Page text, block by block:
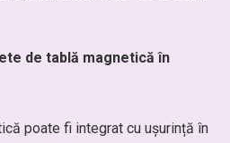
de tablă magnetică în
poate fi integrat cu ușurință în